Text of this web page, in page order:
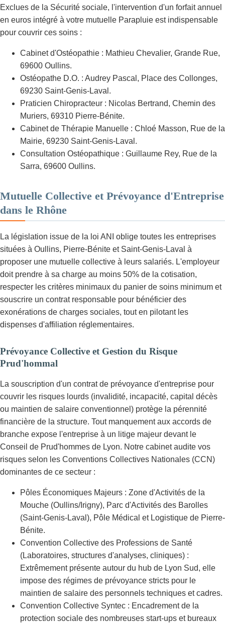
Exclues de la Sécurité sociale, l'intervention d'un forfait annuel
en euros intégré à votre mutuelle Parapluie est indispensable
pour couvrir ces soins :
Cabinet d'Ostéopathie : Mathieu Chevalier, Grande Rue,
69600 Oullins.
Ostéopathe D.O. : Audrey Pascal, Place des Collonges,
69230 Saint-Genis-Laval.
Praticien Chiropracteur : Nicolas Bertrand, Chemin des
Muriers, 69310 Pierre-Bénite.
Cabinet de Thérapie Manuelle : Chloé Masson, Rue de la
Mairie, 69230 Saint-Genis-Laval.
Consultation Ostéopathique : Guillaume Rey, Rue de la
Sarra, 69600 Oullins.
Mutuelle Collective et Prévoyance d'Entreprise
dans le Rhône
La législation issue de la loi ANI oblige toutes les entreprises
situées à Oullins, Pierre-Bénite et Saint-Genis-Laval à
proposer une mutuelle collective à leurs salariés. L'employeur
doit prendre à sa charge au moins 50% de la cotisation,
respecter les critères minimaux du panier de soins minimum et
souscrire un contrat responsable pour bénéficier des
exonérations de charges sociales, tout en pilotant les
dispenses d'affiliation réglementaires.
Prévoyance Collective et Gestion du Risque
Prud'hommal
La souscription d'un contrat de prévoyance d'entreprise pour
couvrir les risques lourds (invalidité, incapacité, capital décès
ou maintien de salaire conventionnel) protège la pérennité
financière de la structure. Tout manquement aux accords de
branche expose l'entreprise à un litige majeur devant le
Conseil de Prud'hommes de Lyon. Notre cabinet audite vos
risques selon les Conventions Collectives Nationales (CCN)
dominantes de ce secteur :
Pôles Économiques Majeurs : Zone d'Activités de la
Mouche (Oullins/Irigny), Parc d'Activités des Barolles
(Saint-Genis-Laval), Pôle Médical et Logistique de Pierre-
Bénite.
Convention Collective des Professions de Santé
(Laboratoires, structures d'analyses, cliniques) :
Extrêmement présente autour du hub de Lyon Sud, elle
impose des régimes de prévoyance stricts pour le
maintien de salaire des personnels techniques et cadres.
Convention Collective Syntec : Encadrement de la
protection sociale des nombreuses start-ups et bureaux